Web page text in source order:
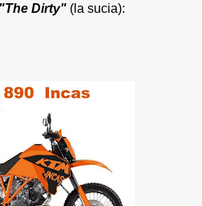
"The Dirty" (la sucia):